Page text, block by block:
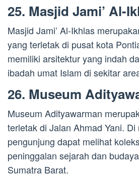
25. Masjid Jami’ Al-
Masjid Jami’ Al-Ikhlas
yang terletak di pusat kota
memiliki arsitektur yang indah
ibadah umat Islam di sekitar
26. Museum
Museum Adityawarman
terletak di Jalan Ahmad Yani. Di
pengunjung dapat melihat
peninggalan sejarah dan
Sumatra Barat.